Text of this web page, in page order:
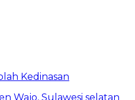
Kedinasan